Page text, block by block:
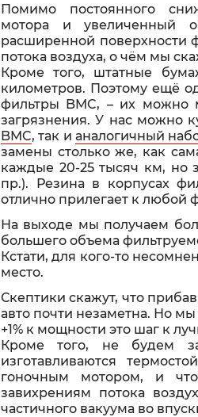
Помимо постоянного
мотора и увеличенный
расширенной поверхности
потока воздуха, о чём мы
Кроме того, штатные
километров. Поэтому ещё
фильтры BMC, – их можно
загрязнения. У нас можно
BMC, так ианалогичный
замены столько же, как
каждые 20-25 тысяч км, но
пр.). Резина в корпусах
отлично прилегает к любой
На выходе мы получаем
большего объема
Кстати, для кого-то
место.
Скептики скажут, что
авто почти незаметна. Но
+1% к мощности это шаг к
Кроме того, не будем
изготавливаются
гоночным мотором, и
завихрениям потока
частичного вакуума во